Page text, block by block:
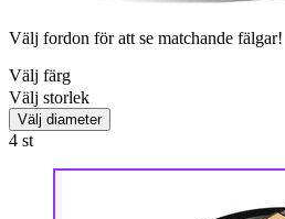
Välj fordon för att se matchande fälgar!
Välj färg
Välj storlek
Välj diameter
4 st